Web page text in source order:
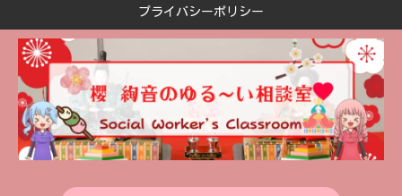
プライバシーポリシー